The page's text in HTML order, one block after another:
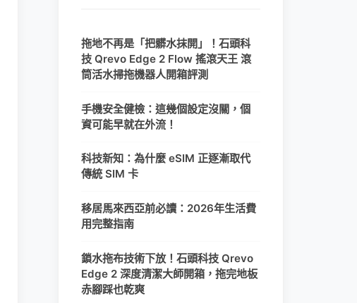
拖地不再是「把髒水抹開」！石頭科
技 Qrevo Edge 2 Flow 搖滾天王 滾
筒活水掃拖機器人開箱評測
手機安全健檢：這幾個設定沒關，個
資可能早就在外流！
科技新知：為什麼 eSIM 正逐漸取代
傳統 SIM 卡
移居馬來西亞前必讀：2026年生活費
用完整指南
鎖水拖布技術下放！石頭科技 Qrevo
Edge 2 深度清潔大師開箱，拖完地板
赤腳踩也乾爽